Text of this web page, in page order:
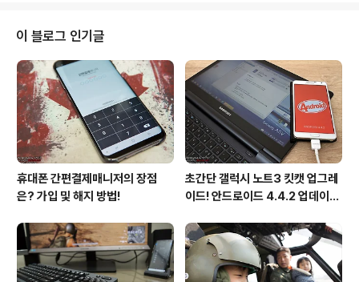
기, 셋톱박스, 노트북, 휴대폰 등 다양한 멀티미디어 기기를
연결하여 사용할 수 있다. "스마트 업그레이더를 통해 스마
트TV로 변신한 DM2792D" 기존의 시네마 3D TV 모니
터가 스마트 업그레이더를 만나 우월한 스마트TV로 변신
하는 순간이다. 스마트TV가 되면 PC가 없어도 인터넷을
이용할 수..
이 블로그 인기글
휴대폰 간편결제매니저의 장점
은? 가입 및 해지 방법!
초간단 갤럭시 노트3 킷캣 업그레
이드! 안드로이드 4.4.2 업데이트